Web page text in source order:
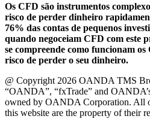
Os CFD são instrumentos
risco de perder dinheiro
76% das contas de pequenos
quando negoceiam CFD com este
se compreende como funcionam
risco de perder o seu dinheiro.
@ Copyright 2026 OANDA TMS
“OANDA”, “fxTrade” and
owned by OANDA Corporation. All
this website are the property of their